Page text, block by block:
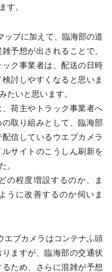
す。
プに加えて、臨海部の道
予想が出されることで、
ク事業者は、配送の日時
討しやすくなると思いま
たいと思います。
荷主やトラック事業者へ
取り組みとして、臨海部
信しているウエブカメラ
サイトのこうしん刷新を
。
程度増設するのか、ま
うに改善するのか伺いま
ブカメラはコンテナふ頭
ますが、臨海部の交通状
ため、さらに混雑が予想